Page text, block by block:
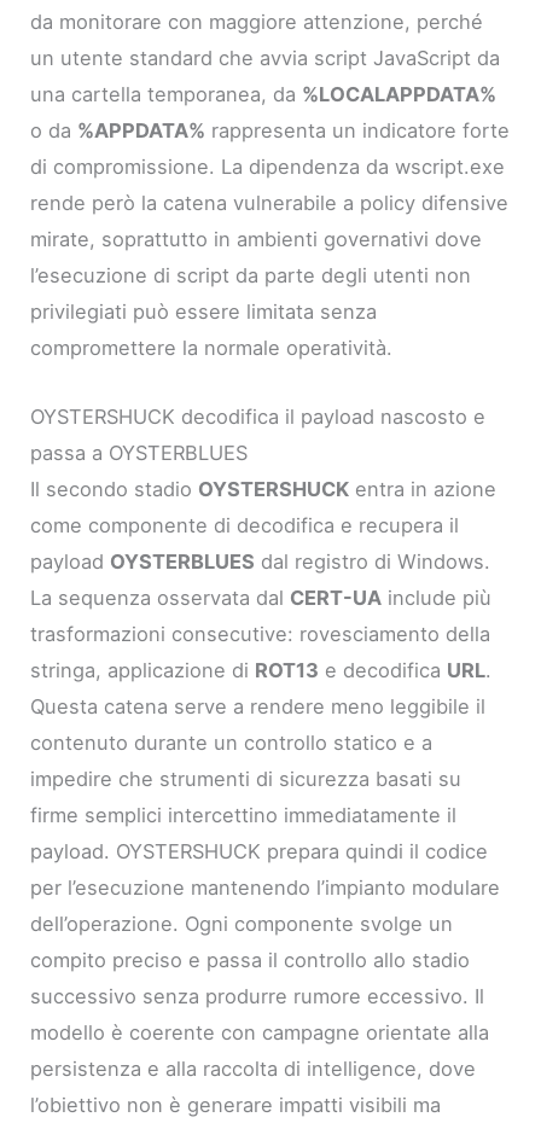
da monitorare con maggiore attenzione, perché
un utente standard che avvia script JavaScript da
una cartella temporanea, da %LOCALAPPDATA%
o da %APPDATA% rappresenta un indicatore forte
di compromissione. La dipendenza da wscript.exe
rende però la catena vulnerabile a policy difensive
mirate, soprattutto in ambienti governativi dove
l’esecuzione di script da parte degli utenti non
privilegiati può essere limitata senza
compromettere la normale operatività.
OYSTERSHUCK decodifica il payload nascosto e
passa a OYSTERBLUES
Il secondo stadio OYSTERSHUCK entra in azione
come componente di decodifica e recupera il
payload OYSTERBLUES dal registro di Windows.
La sequenza osservata dal CERT-UA include più
trasformazioni consecutive: rovesciamento della
stringa, applicazione di ROT13 e decodifica URL.
Questa catena serve a rendere meno leggibile il
contenuto durante un controllo statico e a
impedire che strumenti di sicurezza basati su
firme semplici intercettino immediatamente il
payload. OYSTERSHUCK prepara quindi il codice
per l’esecuzione mantenendo l’impianto modulare
dell’operazione. Ogni componente svolge un
compito preciso e passa il controllo allo stadio
successivo senza produrre rumore eccessivo. Il
modello è coerente con campagne orientate alla
persistenza e alla raccolta di intelligence, dove
l’obiettivo non è generare impatti visibili ma